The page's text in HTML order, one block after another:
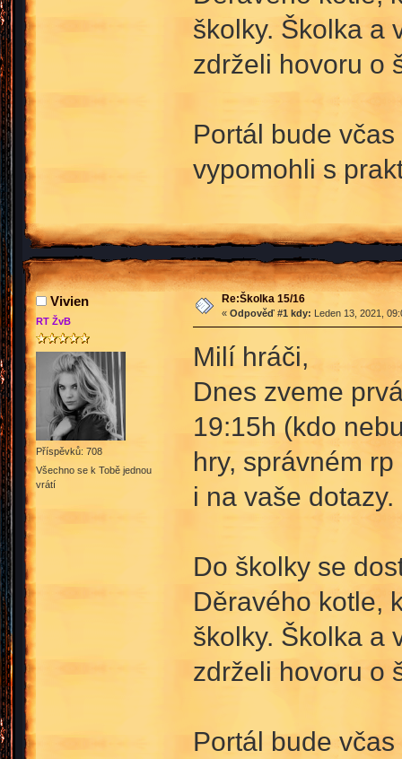
školky. Školka a
zdrželi hovoru o
Portál bude
vypomohli s
Vivien
RT ŽvB
Příspěvků: 708
Všechno se k Tobě jednou
vrátí
Re:Školka 15/16
« Odpověď #1 kdy: Leden 13, 2021,
Milí hráči,
Dnes zveme
19:15h (kdo
hry, správném
i na vaše
Do školky se
Děravého kotle,
školky. Školka a
zdrželi hovoru o
Portál bude